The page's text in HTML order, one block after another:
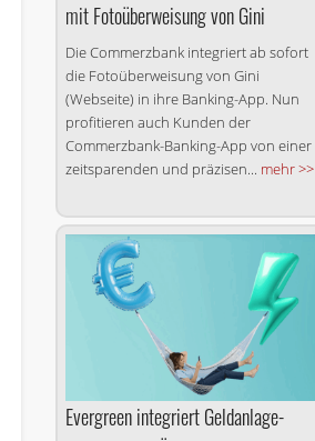
mit Fotoüberweisung von Gini
Die Commerzbank integriert ab sofort
die Fotoüberweisung von Gini
(Webseite) in ihre Banking-App. Nun
profitieren auch Kunden der
Commerzbank-Banking-App von einer
zeitsparenden und präzisen... mehr >>
Evergreen integriert Geldanlage-